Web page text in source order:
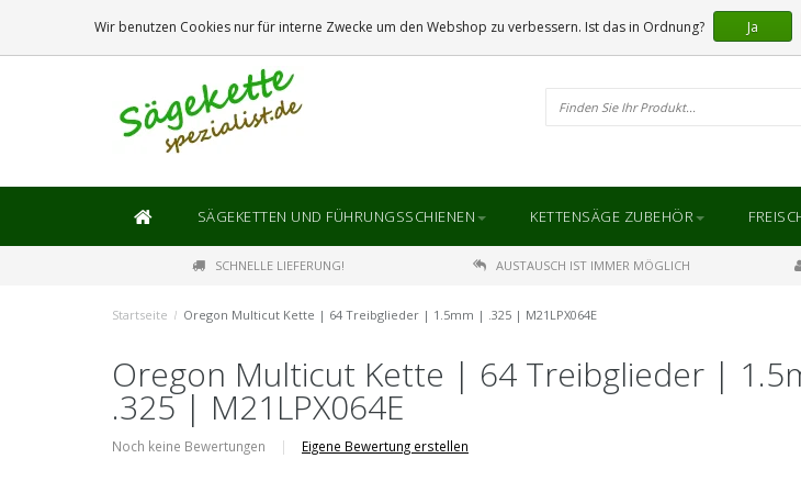
SÄGEKETTEN UND FÜHRUNGSSCHIENEN KETTENSÄGE ZUBEHÖR
SCHNELLE LIEFERUNG! AUSTAUSCH IST IMMER MÖGLICH
Startseite / Oregon Multicut Kette | 64 Treibglieder | 1.5mm | .325 | M21LPX064E
Oregon Multicut Kette | 64 Treibglieder |
.325 | M21LPX064E
Noch keine Bewertungen | Eigene Bewertung erstellen
Wir benutzen Cookies nur für interne Zwecke um den Webshop zu verbessern. Ist das in Ordnung? Ja